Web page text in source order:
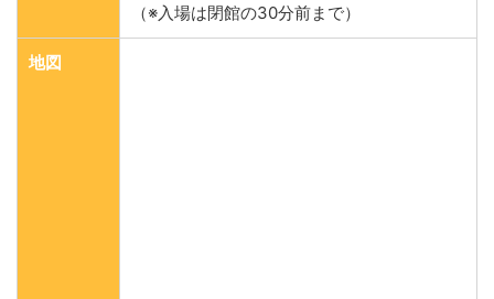
（※入場は閉館の30分前まで）
地図